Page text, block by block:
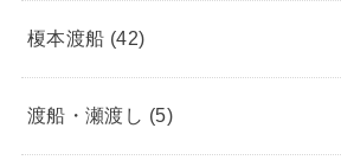
榎本渡船 (42)
渡船・瀬渡し (5)